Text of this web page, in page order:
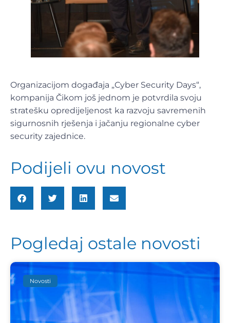
Organizacijom događaja „Cyber Security Days“,
kompanija Čikom još jednom je potvrdila svoju
stratešku opredijeljenost ka razvoju savremenih
sigurnosnih rješenja i jačanju regionalne cyber
security zajednice.
Podijeli ovu novost
Pogledaj ostale novosti
Novosti